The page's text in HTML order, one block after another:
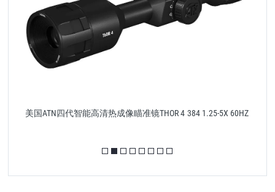
美国ATN四代智能高清热成像瞄准镜THOR 4 384 1.25-5X 60HZ